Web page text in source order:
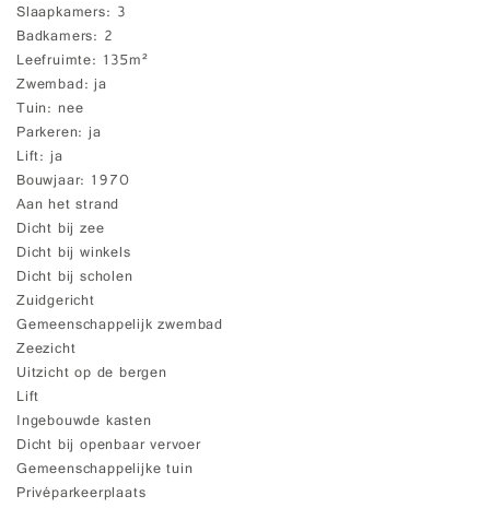
Slaapkamers 3
Badkamers 2
Leefruimte 135m²
Zwembad ja
Tuin nee
Parkeren ja
Lift ja
Bouwjaar 1970
Aan het strand
Dicht bij zee
Dicht bij winkels
Dicht bij scholen
Zuidgericht
Gemeenschappelijk zwembad
Zeezicht
Uitzicht op de bergen
Lift
Ingebouwde kasten
Dicht bij openbaar vervoer
Gemeenschappelijke tuin
Privéparkeerplaats